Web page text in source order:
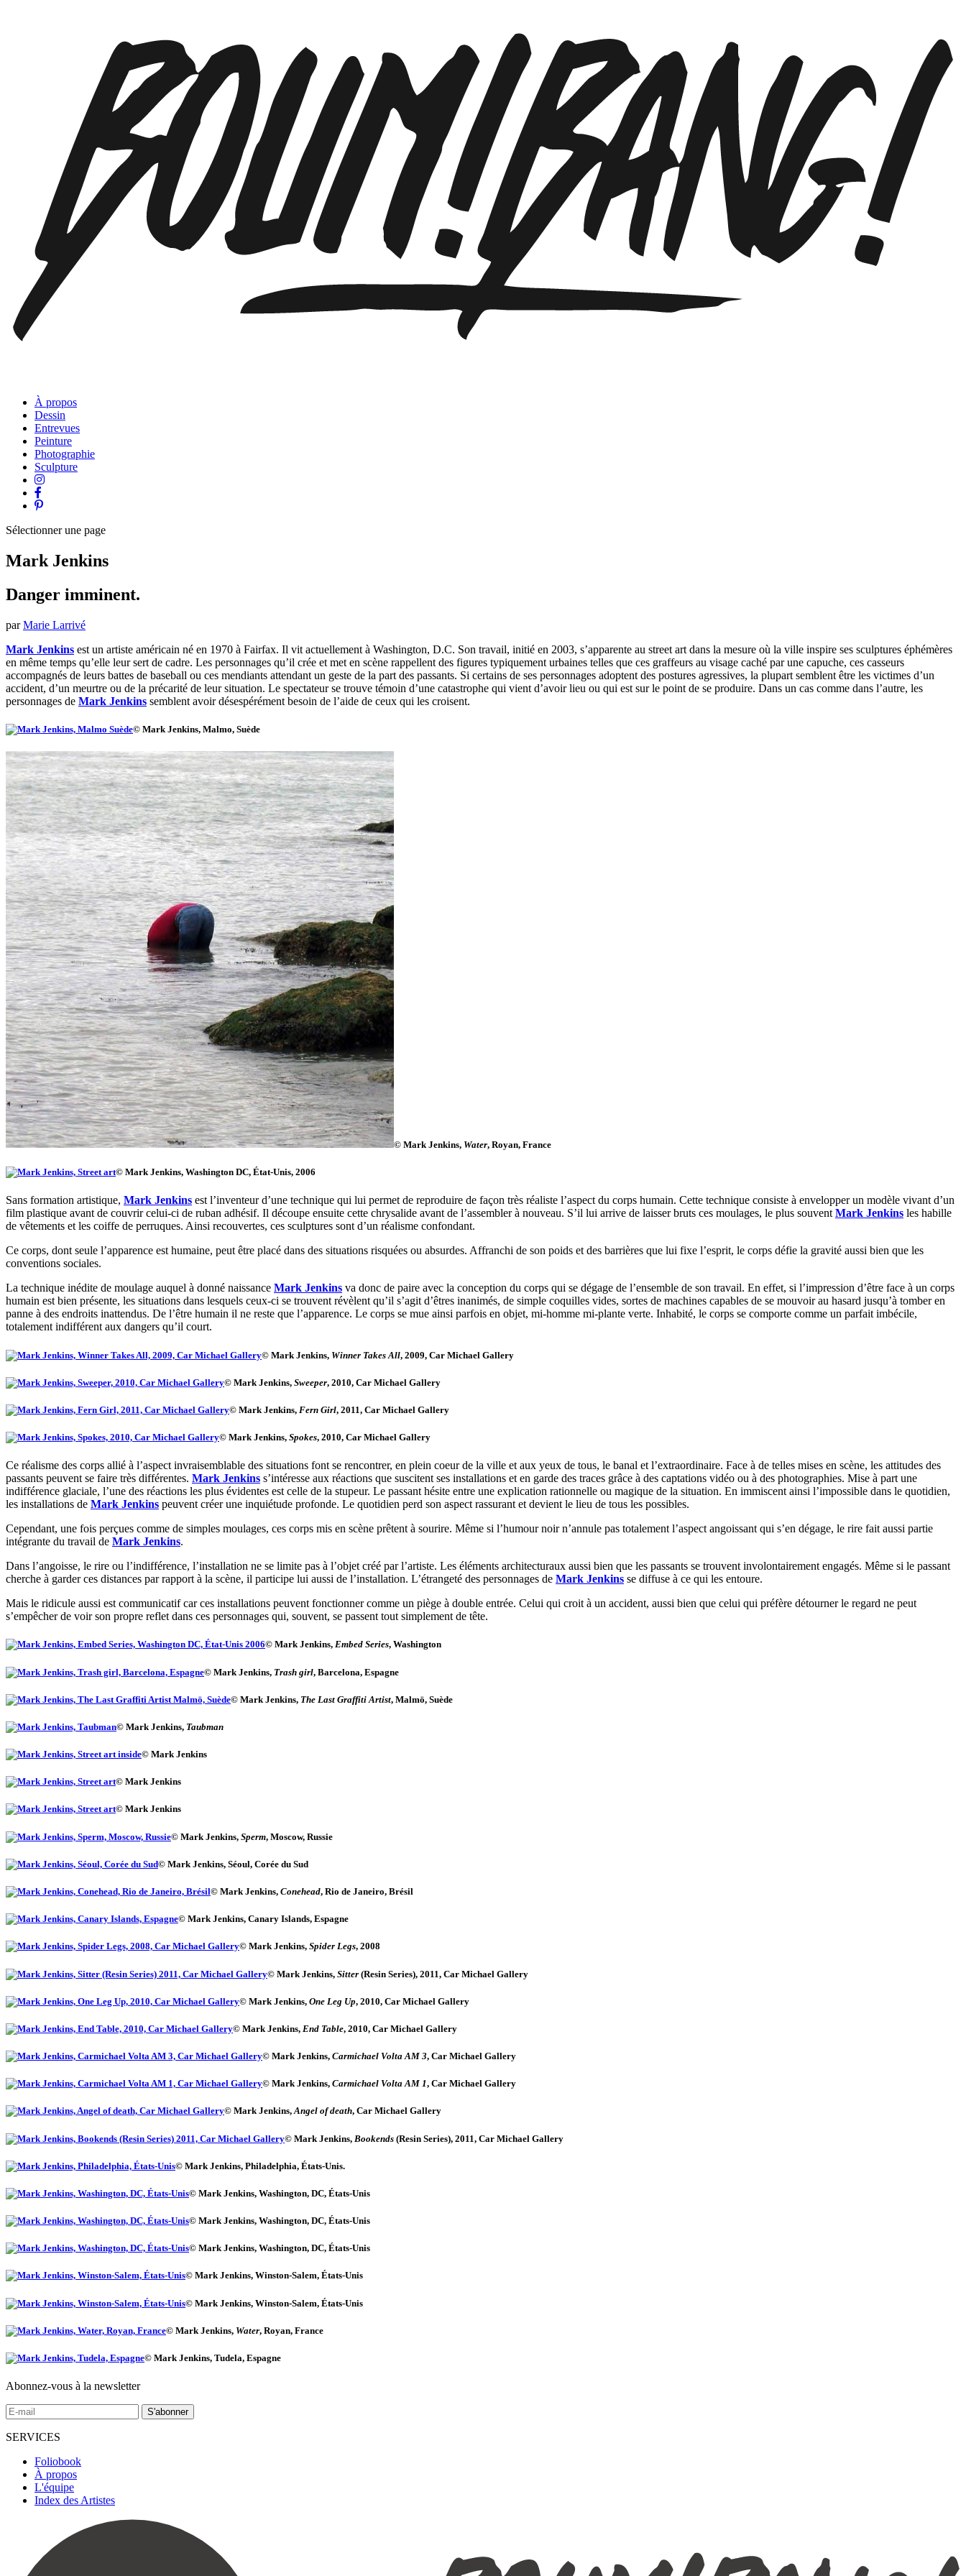
À propos
Dessin
Entrevues
Peinture
Photographie
Sculpture
Sélectionner une page
Mark Jenkins
Danger imminent.
parMarie Larrivé
Mark Jenkins est un artiste américain né en 1970 à Fairfax. Il vit actuellement à Washington, D.C. Son travail, initié en 2003, s’apparente au street art dans la mesure où la ville inspire ses sculptures éphémères
en même temps qu’elle leur sert de cadre. Les personnages qu’il crée et met en scène rappellent des figures typiquement urbaines telles que ces graffeurs au visage caché par une capuche, ces casseurs
accompagnés de leurs battes de baseball ou ces mendiants attendant un geste de la part des passants. Si certains de ses personnages adoptent des postures agressives, la plupart semblent être les victimes d’un
accident, d’un meurtre ou de la précarité de leur situation. Le spectateur se trouve témoin d’une catastrophe qui vient d’avoir lieu ou qui est sur le point de se produire. Dans un cas comme dans l’autre, les
personnages de Mark Jenkins semblent avoir désespérément besoin de l’aide de ceux qui les croisent.
© Mark Jenkins, Malmo, Suède
© Mark Jenkins, Water, Royan, France
© Mark Jenkins, Washington DC, État-Unis, 2006
Sans formation artistique, Mark Jenkins est l’inventeur d’une technique qui lui permet de reproduire de façon très réaliste l’aspect du corps humain. Cette technique consiste à envelopper un modèle vivant d’un
film plastique avant de couvrir celui-ci de ruban adhésif. Il découpe ensuite cette chrysalide avant de l’assembler à nouveau. S’il lui arrive de laisser bruts ces moulages, le plus souventMark Jenkins les habille
de vêtements et les coiffe de perruques. Ainsi recouvertes, ces sculptures sont d’un réalisme confondant.
Ce corps, dont seule l’apparence est humaine, peut être placé dans des situations risquées ou absurdes. Affranchi de son poids et des barrières que lui fixe l’esprit, le corps défie la gravité aussi bien que les
conventions sociales.
La technique inédite de moulage auquel à donné naissance Mark Jenkins va donc de paire avec la conception du corps qui se dégage de l’ensemble de son travail. En effet, si l’impression d’être face à un corps
humain est bien présente, les situations dans lesquels ceux-ci se trouvent révèlent qu’il s’agit d’êtres inanimés, de simple coquilles vides, sortes de machines capables de se mouvoir au hasard jusqu’à tomber en
panne à des endroits inattendus. De l’être humain il ne reste que l’apparence. Le corps se mue ainsi parfois en objet, mi-homme mi-plante verte. Inhabité, le corps se comporte comme un parfait imbécile,
totalement indifférent aux dangers qu’il court.
© Mark Jenkins, Winner Takes All, 2009, Car Michael Gallery
© Mark Jenkins, Sweeper, 2010, Car Michael Gallery
© Mark Jenkins, Fern Girl, 2011, Car Michael Gallery
© Mark Jenkins, Spokes, 2010, Car Michael Gallery
Ce réalisme des corps allié à l’aspect invraisemblable des situations font se rencontrer, en plein coeur de la ville et aux yeux de tous, le banal et l’extraordinaire. Face à de telles mises en scène, les attitudes des
passants peuvent se faire très différentes. Mark Jenkins s’intéresse aux réactions que suscitent ses installations et en garde des traces grâce à des captations vidéo ou à des photographies. Mise à part une
indifférence glaciale, l’une des réactions les plus évidentes est celle de la stupeur. Le passant hésite entre une explication rationnelle ou magique de la situation. En immiscent ainsi l’impossible dans le quotidien,
les installations de Mark Jenkins peuvent créer une inquiétude profonde. Le quotidien perd son aspect rassurant et devient le lieu de tous les possibles.
Cependant, une fois perçues comme de simples moulages, ces corps mis en scène prêtent à sourire. Même si l’humour noir n’annule pas totalement l’aspect angoissant qui s’en dégage, le rire fait aussi partie
intégrante du travail de Mark Jenkins.
Dans l’angoisse, le rire ou l’indifférence, l’installation ne se limite pas à l’objet créé par l’artiste. Les éléments architecturaux aussi bien que les passants se trouvent involontairement engagés. Même si le passant
cherche à garder ces distances par rapport à la scène, il participe lui aussi de l’installation. L’étrangeté des personnages de Mark Jenkins se diffuse à ce qui les entoure.
Mais le ridicule aussi est communicatif car ces installations peuvent fonctionner comme un piège à double entrée. Celui qui croit à un accident, aussi bien que celui qui préfère détourner le regard ne peut
s’empêcher de voir son propre reflet dans ces personnages qui, souvent, se passent tout simplement de tête.
© Mark Jenkins, Embed Series, Washington
© Mark Jenkins, Trash girl, Barcelona, Espagne
© Mark Jenkins, The Last Graffiti Artist, Malmö, Suède
© Mark Jenkins, Taubman
© Mark Jenkins
© Mark Jenkins
© Mark Jenkins
© Mark Jenkins, Sperm, Moscow, Russie
© Mark Jenkins, Séoul, Corée du Sud
© Mark Jenkins, Conehead, Rio de Janeiro, Brésil
© Mark Jenkins, Canary Islands, Espagne
© Mark Jenkins, Spider Legs, 2008
© Mark Jenkins, Sitter (Resin Series), 2011, Car Michael Gallery
© Mark Jenkins, One Leg Up, 2010, Car Michael Gallery
© Mark Jenkins, End Table, 2010, Car Michael Gallery
© Mark Jenkins, Carmichael Volta AM 3, Car Michael Gallery
© Mark Jenkins, Carmichael Volta AM 1, Car Michael Gallery
© Mark Jenkins,Angel of death, Car Michael Gallery
© Mark Jenkins, Bookends (Resin Series), 2011, Car Michael Gallery
© Mark Jenkins, Philadelphia, États-Unis.
© Mark Jenkins, Washington, DC, États-Unis
© Mark Jenkins, Washington, DC, États-Unis
© Mark Jenkins, Washington, DC, États-Unis
© Mark Jenkins, Winston-Salem, États-Unis
© Mark Jenkins, Winston-Salem, États-Unis
© Mark Jenkins, Water, Royan, France
© Mark Jenkins, Tudela, Espagne
Abonnez-vous à la newsletter
SERVICES
Foliobook
À propos
L'équipe
Index des Artistes